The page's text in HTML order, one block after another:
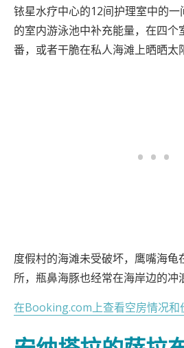
铱星水疗中心的12间护理室中的
的室内游泳池中补充能量，在四个
番，或者干脆在私人海滩上晒晒太
度假村的海滩未受破坏，鹰嘴海龟
所，瓶鼻海豚也经常在海岸边的冲
在Booking.com上查看空房情况和